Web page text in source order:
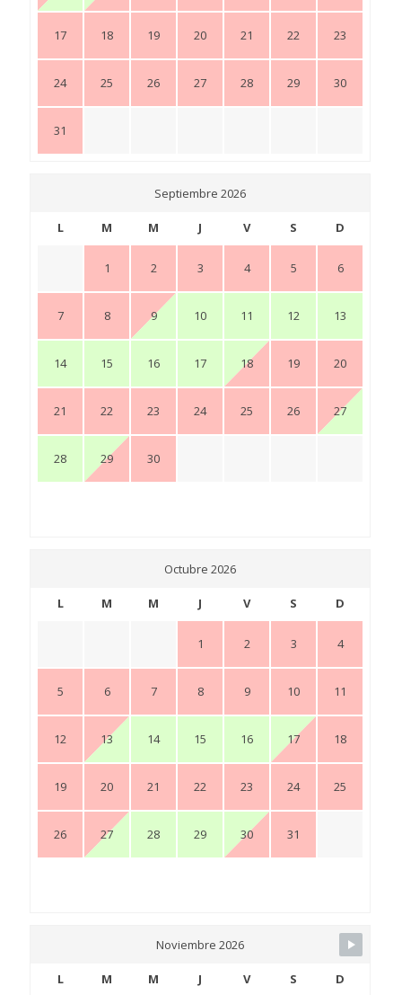
17 18 19 20 21 22 23
24 25 26 27 28 29 30
31
Septiembre 2026
L M M J V S D
1 2 3 4 5 6
7 8 9 10 11 12 13
14 15 16 17 18 19 20
21 22 23 24 25 26 27
28 29 30
Octubre 2026
L M M J V S D
1 2 3 4
5 6 7 8 9 10 11
12 13 14 15 16 17 18
19 20 21 22 23 24 25
26 27 28 29 30 31
Noviembre 2026
L M M J V S D